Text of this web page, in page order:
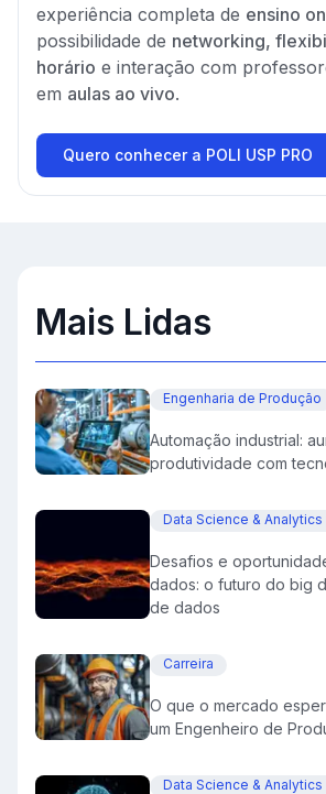
experiência completa de ensino
possibilidade de networking,
horário e interação com
em aulas ao vivo.
Quero conhecer a POLI USP PRO
Mais Lidas
Engenharia de Produção
Automação industrial:
produtividade com
Data Science &
Desafios e
dados: o futuro do big
de dados
Carreira
O que o mercado
um Engenheiro de
Data Science &